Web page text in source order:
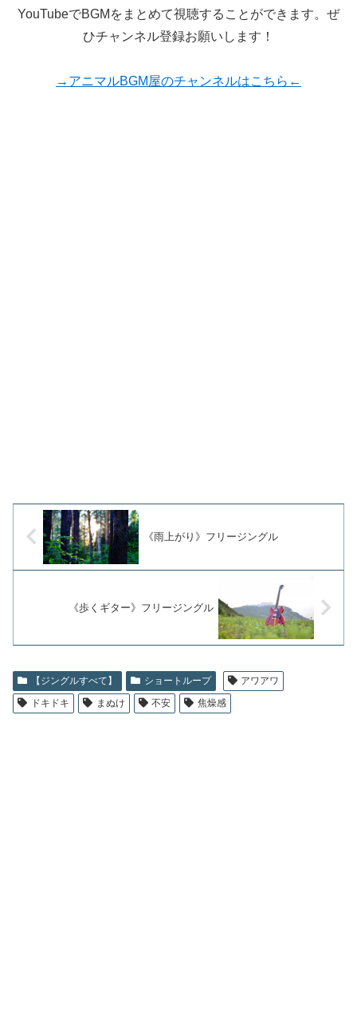
YouTubeでBGMをまとめて視聴することができます。ぜ
ひチャンネル登録お願いします！
→アニマルBGM屋のチャンネルはこちら←
《雨上がり》フリージングル
《歩くギター》フリージングル
【ジングルすべて】 ショートループ
アワアワ
ドキドキ
まぬけ 不安 焦燥感